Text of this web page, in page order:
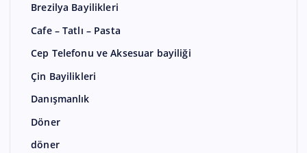
Brezilya Bayilikleri
Cafe – Tatlı – Pasta
Cep Telefonu ve Aksesuar bayiliği
Çin Bayilikleri
Danışmanlık
Döner
döner